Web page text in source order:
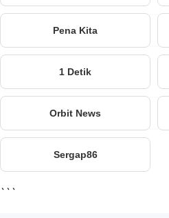
Pena Kita
1 Detik
Orbit News
Sergap86
```